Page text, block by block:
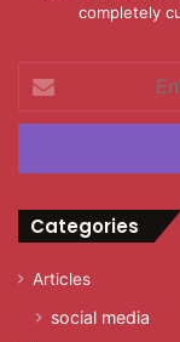
completely
your
Email
Categories
Articles
social media